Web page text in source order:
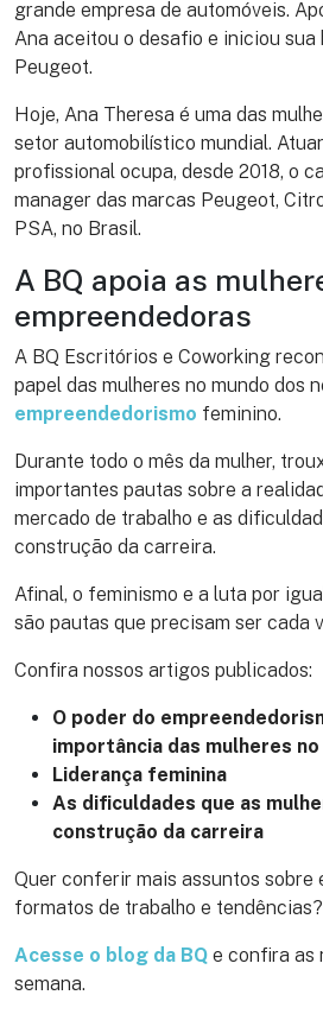
grande empresa de automóveis.
Ana aceitou o desafio e iniciou sua
Peugeot.
Hoje, Ana Theresa é uma das
setor automobilístico mundial.
profissional ocupa, desde 2018, o
manager das marcas Peugeot,
PSA, no Brasil.
A BQ apoia as
empreendedoras
A BQ Escritórios e Coworking
papel das mulheres no mundo dos
empreendedorismo feminino.
Durante todo o mês da mulher,
importantes pautas sobre a
mercado de trabalho e as
construção da carreira.
Afinal, o feminismo e a luta por
são pautas que precisam ser cada
Confira nossos artigos publicados:
O poder do
importância das mulheres
Liderança feminina
As dificuldades que as
construção da carreira
Quer conferir mais assuntos sobre
formatos de trabalho e tendências?
Acesse o blog da BQ e confira as
semana.